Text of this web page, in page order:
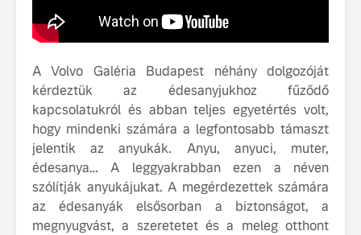
A Volvo Galéria Budapest néhány dolgozóját
kérdeztük az édesanyjukhoz fűződő
kapcsolatukról és abban teljes egyetértés volt,
hogy mindenki számára a legfontosabb támaszt
jelentik az anyukák. Anyu, anyuci, muter,
édesanya… A leggyakrabban ezen a néven
szólítják anyukájukat. A megérdezettek számára
az édesanyák elsősorban a biztonságot, a
megnyugvást, a szeretetet és a meleg otthont
Volvo élmények a
Lajvér Pikniken
Milliók számára lett
elérhető a Volvo
Car UX élmény
Az új Volvo EX60 új
szintre emeli a
fenntarthatóságot
A Volvo
bemutatja
gondosan
amelynek